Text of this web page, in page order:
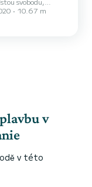
šířce 16 stop,
palubou vytváří
10.67 m
v
v této